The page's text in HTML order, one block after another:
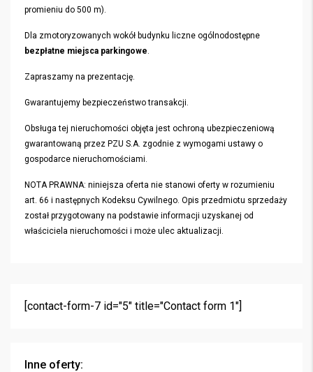
promieniu do 500 m).
Dla zmotoryzowanych wokół budynku liczne ogólnodostępne
bezpłatne miejsca parkingowe.
Zapraszamy na prezentację.
Gwarantujemy bezpieczeństwo transakcji.
Obsługa tej nieruchomości objęta jest ochroną ubezpieczeniową
gwarantowaną przez PZU S.A. zgodnie z wymogami ustawy o
gospodarce nieruchomościami.
NOTA PRAWNA: niniejsza oferta nie stanowi oferty w rozumieniu
art. 66 i następnych Kodeksu Cywilnego. Opis przedmiotu sprzedaży
został przygotowany na podstawie informacji uzyskanej od
właściciela nieruchomości i może ulec aktualizacji.
[contact-form-7 id="5" title="Contact form 1"]
Inne oferty: